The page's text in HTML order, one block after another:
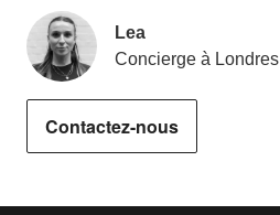
Lea
Concierge à Londres
Contactez-nous